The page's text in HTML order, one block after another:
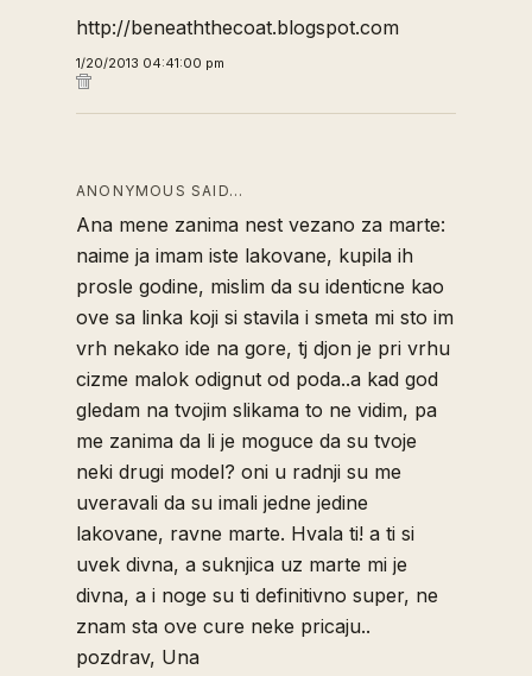
http://beneaththecoat.blogspot.com
1/20/2013 04:41:00 pm
ANONYMOUS SAID…
Ana mene zanima nest vezano za marte:
naime ja imam iste lakovane, kupila ih
prosle godine, mislim da su identicne kao
ove sa linka koji si stavila i smeta mi sto im
vrh nekako ide na gore, tj djon je pri vrhu
cizme malok odignut od poda..a kad god
gledam na tvojim slikama to ne vidim, pa
me zanima da li je moguce da su tvoje
neki drugi model? oni u radnji su me
uveravali da su imali jedne jedine
lakovane, ravne marte. Hvala ti! a ti si
uvek divna, a suknjica uz marte mi je
divna, a i noge su ti definitivno super, ne
znam sta ove cure neke pricaju..
pozdrav, Una